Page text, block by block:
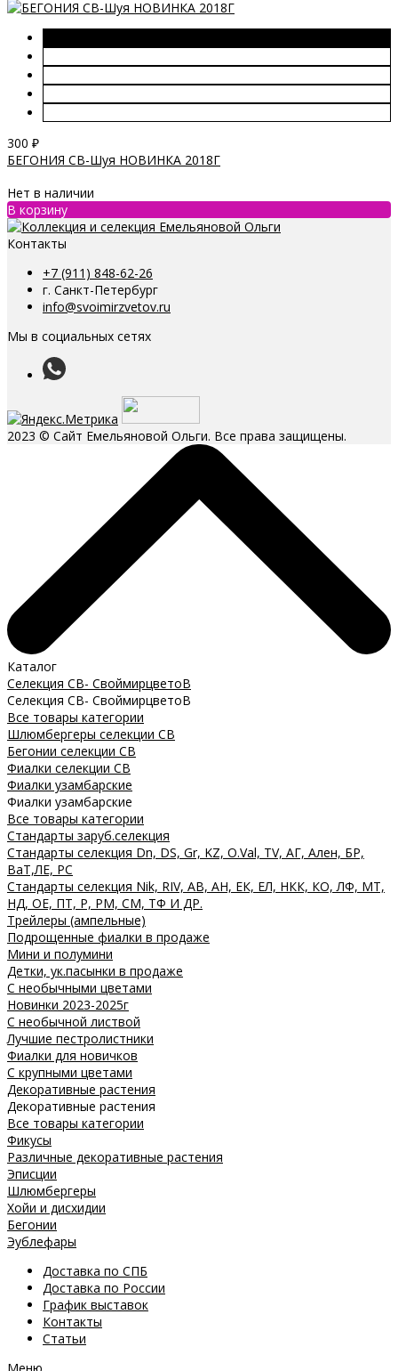
300 ₽
БЕГОНИЯ СВ-Шуя НОВИНКА 2018Г
Нет в наличии
В корзину
Контакты
+7 (911) 848-62-26
г. Санкт-Петербург
info@svoimirzvetov.ru
Мы в социальных сетях
2023 © Сайт Емельяновой Ольги. Все права защищены.
Каталог
Селекция СВ- СвоймирцветоВ
Селекция СВ- СвоймирцветоВ
Все товары категории
Шлюмбергеры селекции СВ
Бегонии селекции СВ
Фиалки селекции СВ
Фиалки узамбарские
Фиалки узамбарские
Все товары категории
Стандарты заруб.селекция
Стандарты селекция Dn, DS, Gr, KZ, O.Val, TV, АГ, Ален, БР,
ВаТ,ЛЕ, РС
Стандарты селекция Nik, RIV, АВ, АН, ЕК, ЕЛ, НКК, КО, ЛФ, МТ,
НД, ОЕ, ПТ, Р, РМ, СМ, ТФ И ДР.
Трейлеры (ампельные)
Подрощенные фиалки в продаже
Мини и полумини
Детки, ук.пасынки в продаже
С необычными цветами
Новинки 2023-2025г
С необычной листвой
Лучшие пестролистники
Фиалки для новичков
С крупными цветами
Декоративные растения
Декоративные растения
Все товары категории
Фикусы
Различные декоративные растения
Эписции
Шлюмбергеры
Хойи и дисхидии
Бегонии
Эублефары
Доставка по СПБ
Доставка по России
График выставок
Контакты
Статьи